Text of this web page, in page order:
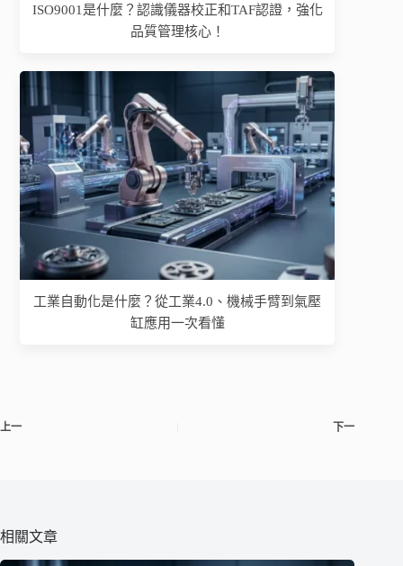
ISO9001是什麼？認識儀器校正和TAF認證，強化
品質管理核心！
工業自動化是什麼？從工業4.0、機械手臂到氣壓
缸應用一次看懂
上一 下一
相關文章